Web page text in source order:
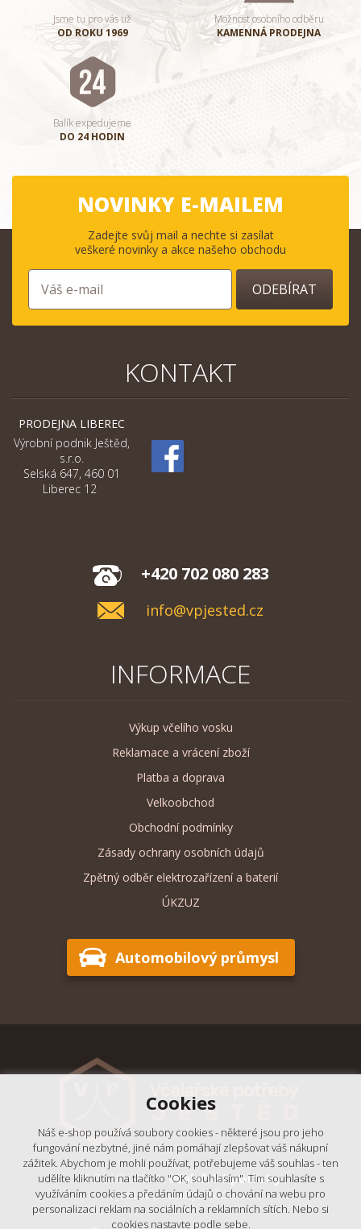
Jsme tu pro vás už
OD ROKU 1969
Možnost osobního odběru
KAMENNÁ PRODEJNA
Balík expedujeme
DO 24 HODIN
NOVINKY E-MAILEM
Zadejte svůj mail a nechte si zasílat
veškeré novinky a akce našeho obchodu
ODEBÍRAT
KONTAKT
PRODEJNA LIBEREC
Výrobní podnik Ještěd,
s.r.o.
Selská 647, 460 01
Liberec 12
+420 702 080 283
info@vpjested.cz
INFORMACE
Výkup včelího vosku
Reklamace a vrácení zboží
Platba a doprava
Velkoobchod
Obchodní podmínky
Zásady ochrany osobních údajů
Zpětný odběr elektrozařízení a baterií
ÚKZUZ
Automobilový průmysl
© 2018 - 2026, Včelařské potřeby
- Výrobní podnik Ještěd, s.r.o.
Cookies
Náš e-shop používá soubory cookies - některé jsou pro jeho
fungování nezbytné, jiné nám pomáhají zlepšovat váš nákupní
zážitek. Abychom je mohli používat, potřebujeme váš souhlas - ten
udělíte kliknutím na tlačítko "OK, souhlasím". Tím souhlasíte s
využíváním cookies a předáním údajů o chování na webu pro
personalizaci reklam na sociálních a reklamních sítích. Nebo si
cookies nastavte podle sebe.